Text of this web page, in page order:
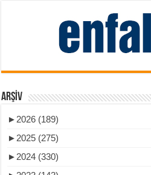
ARŞIV
► 2026 (189)
► 2025 (275)
► 2024 (330)